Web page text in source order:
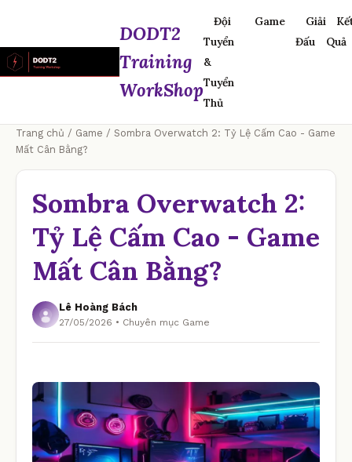
DODT2
Training
WorkShop
Đội
Tuyển
&
Tuyển
Thủ
Game
Giải
Đấu
Quả
Trang chủ / Game / Sombra Overwatch 2: Tỷ Lệ Cấm Cao - Game
Mất Cân Bằng?
Sombra Overwatch 2:
Tỷ Lệ Cấm Cao - Game
Mất Cân Bằng?
Lê Hoàng Bách
27/05/2026 • Chuyên mục Game